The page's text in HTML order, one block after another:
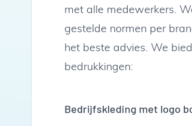
met alle medewerkers.
gestelde normen per
het beste advies. We
bedrukkingen:
Bedrijfskleding met logo